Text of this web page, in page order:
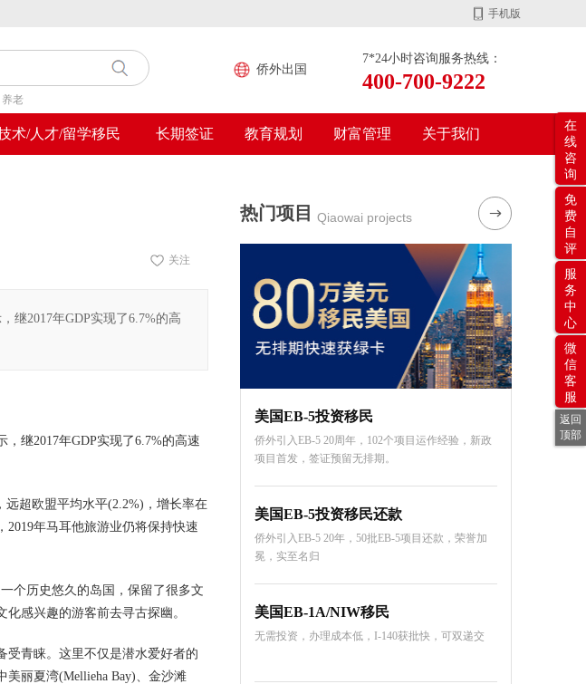
手机版
养老
侨外出国
7*24小时咨询服务热线：
400-700-9222
术/人才/留学移民 长期签证 教育规划 财富管理 关于我们
关注
继2017年GDP实现了6.7%的高
继2017年GDP实现了6.7%的高速
超欧盟平均水平(2.2%)，增长率在
2019年马耳他旅游业仍将保持快速
个历史悠久的岛国，保留了很多文
感兴趣的游客前去寻古探幽。
青睐。这里不仅是潜水爱好者的
丽夏湾(Mellieha Bay)、金沙滩
热门项目 Qiaowai projects
美国EB-5投资移民
侨外引入EB-5 20周年，102个项目运作经验，新政
项目首发，签证预留无排期。
美国EB-5投资移民还款
侨外引入EB-5 20年，50批EB-5项目还款，荣誉加
冕，实至名归
美国EB-1A/NIW移民
无需投资，办理成本低，I-140获批快，可双递交
在
线
咨
询
免
费
自
评
服
务
中
心
微
信
客
服
返回
顶部